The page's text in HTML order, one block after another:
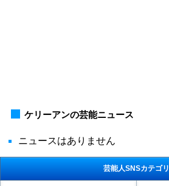
ケリーアンの芸能ニュース
ニュースはありません
芸能人SNSカテゴリ